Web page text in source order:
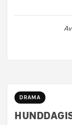
Av
DRAMA